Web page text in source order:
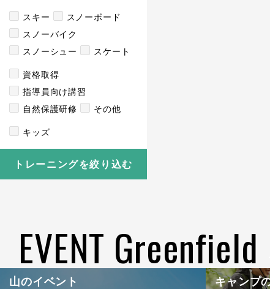
スキー
スノーボード
スノーバイク
スノーシュー
スケート
資格取得
指導員向け講習
自然保護研修
その他
キッズ
トレーニングを絞り込む
EVENT Greenfield
山のイベント キャンプ